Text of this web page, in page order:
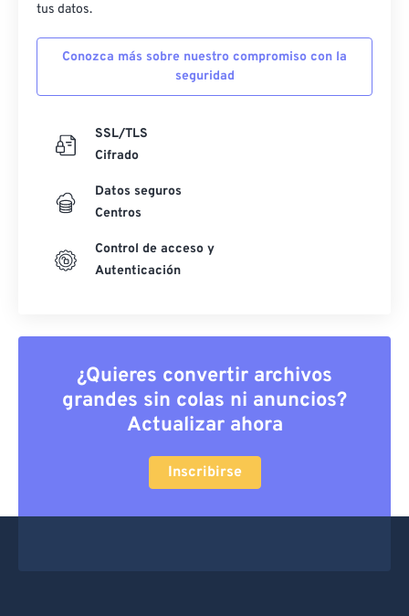
tus datos.
Conozca más sobre nuestro compromiso con la
seguridad
SSL/TLS
Cifrado
Datos seguros
Centros
Control de acceso y
Autenticación
¿Quieres convertir archivos
grandes sin colas ni anuncios?
Actualizar ahora
Inscribirse